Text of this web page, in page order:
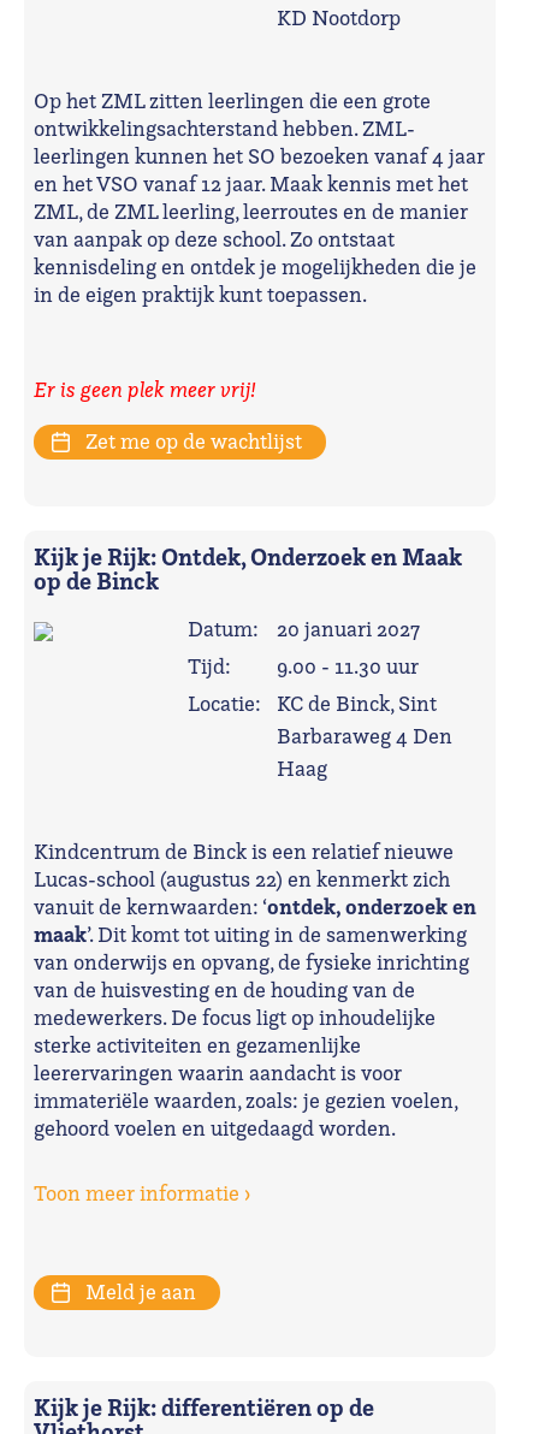
KD Nootdorp
Op het ZML zitten leerlingen die een grote
ontwikkelingsachterstand hebben. ZML-
leerlingen kunnen het SO bezoeken vanaf 4 jaar
en het VSO vanaf 12 jaar. Maak kennis met het
ZML, de ZML leerling, leerroutes en de manier
van aanpak op deze school. Zo ontstaat
kennisdeling en ontdek je mogelijkheden die je
in de eigen praktijk kunt toepassen.
Er is geen plek meer vrij!
Zet me op de wachtlijst
Kijk je Rijk: Ontdek, Onderzoek en Maak
op de Binck
Datum:
20 januari 2027
Tijd:
9.00 - 11.30 uur
Locatie:
KC de Binck, Sint
Barbaraweg 4 Den
Haag
Kindcentrum de Binck is een relatief nieuwe
Lucas-school (augustus 22) en kenmerkt zich
vanuit de kernwaarden: ‘ontdek, onderzoek en
maak’. Dit komt tot uiting in de samenwerking
van onderwijs en opvang, de fysieke inrichting
van de huisvesting en de houding van de
medewerkers. De focus ligt op inhoudelijke
sterke activiteiten en gezamenlijke
leerervaringen waarin aandacht is voor
immateriële waarden, zoals: je gezien voelen,
gehoord voelen en uitgedaagd worden.
Toon meer informatie ›
Meld je aan
Kijk je Rijk: differentiëren op de